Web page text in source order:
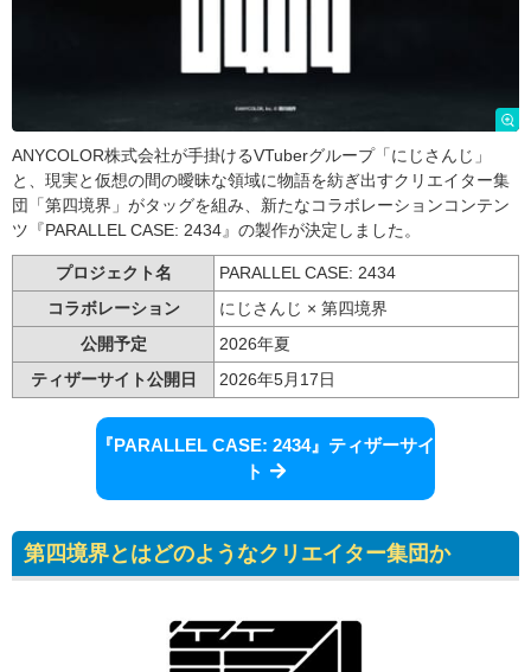
ANYCOLOR株式会社が手掛けるVTuberグループ「にじさんじ」
と、現実と仮想の間の曖昧な領域に物語を紡ぎ出すクリエイター集
団「第四境界」がタッグを組み、新たなコラボレーションコンテン
ツ『PARALLEL CASE: 2434』の製作が決定しました。
プロジェクト名
PARALLEL CASE: 2434
コラボレーション
にじさんじ × 第四境界
公開予定
2026年夏
ティザーサイト公開日
2026年5月17日
『PARALLEL CASE: 2434』ティザーサイ
ト
第四境界とはどのようなクリエイター集団か